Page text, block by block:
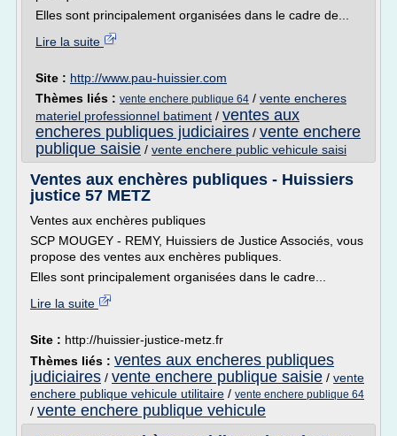
Elles sont principalement organisées dans le cadre de...
Lire la suite
Site : http://www.pau-huissier.com
Thèmes liés : vente enchere publique 64 / vente encheres
materiel professionnel batiment / ventes aux
encheres publiques judiciaires / vente enchere
publique saisie / vente enchere public vehicule saisi
Ventes aux enchères publiques - Huissiers
justice 57 METZ
Ventes aux enchères publiques
SCP MOUGEY - REMY, Huissiers de Justice Associés, vous
propose des ventes aux enchères publiques.
Elles sont principalement organisées dans le cadre...
Lire la suite
Site : http://huissier-justice-metz.fr
Thèmes liés : ventes aux encheres publiques
judiciaires / vente enchere publique saisie / vente
enchere publique vehicule utilitaire / vente enchere publique 64
/ vente enchere publique vehicule